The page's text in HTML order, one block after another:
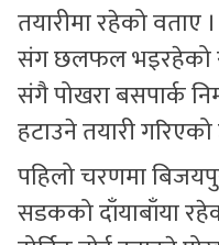
तयारीमा रहेको वताए
संग छलफल भइरहेको र
संगै पोखरा बसपार्क
हटाउने तयारी
पहिलो चरणमा
सडकको दाँयाबाँया